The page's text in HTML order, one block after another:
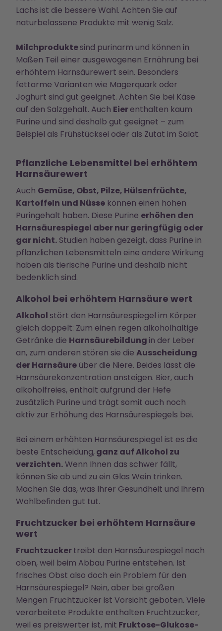
Lachs ist die bessere Wahl. Achten Sie auf
naturbelassene Produkte mit wenig Salz.
Milchproduktesind purinarm und können in
Maßen Teil einer ausgewogenen Ernährung bei
erhöhtem Harnsäurewert sein. Besonders
fettarme Varianten wie Magerquark oder
Joghurt sind gut geeignet. Achten Sie bei Käse
auf den Salzgehalt. Auch Eierenthalten kaum
Purine und sind deshalb gut geeignet – zum
Beispiel als Frühstücksei oder als Zutat im Salat.
Pflanzliche Lebensmittel bei erhöhtem
Harnsäurewert
Auch Gemüse, Obst, Pilze, Hülsenfrüchte,
Kartoffeln und Nüsse können einen hohen
Puringehalt haben. Diese Purine erhöhen den
Harnsäurespiegel aber nur geringfügig oder
gar nicht. Studien haben gezeigt, dass Purine in
pflanzlichen Lebensmitteln eine andere Wirkung
haben als tierische Purine und deshalb nicht
bedenklich sind.
Alkohol bei erhöhtem Harnsäure wert
Alkoholstört den Harnsäurespiegel im Körper
gleich doppelt: Zum einen regen alkoholhaltige
Getränke die Harnsäurebildungin der Leber
an, zum anderen stören sie die Ausscheidung
der Harnsäureüber die Niere. Beides lässt die
Harnsäurekonzentration ansteigen. Bier, auch
alkoholfreies, enthält aufgrund der Hefe
zusätzlich Purine und trägt somit auch noch
aktiv zur Erhöhung des Harnsäurespiegels bei.
Bei einem erhöhten Harnsäurespiegel ist es die
beste Entscheidung,ganz auf Alkohol zu
verzichten.Wenn Ihnen das schwer fällt,
können Sie ab und zu ein Glas Wein trinken.
Machen Sie das, was Ihrer Gesundheit und Ihrem
Wohlbefinden gut tut.
Fruchtzucker bei erhöhtem Harnsäure
wert
Fruchtzuckertreibt den Harnsäurespiegel nach
oben, weil beim Abbau Purine entstehen. Ist
frisches Obst also doch ein Problem für den
Harnsäurespiegel? Nein, aber bei großen
Mengen Fruchtzucker ist Vorsicht geboten. Viele
verarbeitete Produkte enthalten Fruchtzucker,
weil es preiswerter ist, mit Fruktose-Glukose-